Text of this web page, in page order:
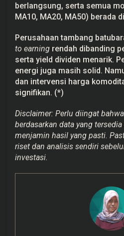
berlangsung, serta semua
MA10, MA20, MA50) berada
Perusahaan tambang
to earning rendah dibanding
serta yield dividen menarik.
energi juga masih solid.
dan intervensi harga
signifikan. (*)
Disclaimer: Perlu diingat
berdasarkan data yang
menjamin hasil yang pasti.
riset dan analisis sendiri
investasi.